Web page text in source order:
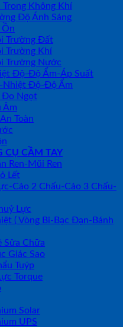
Không Khí
Độ Ánh Sáng
Trường Đất
Trường Khí
Trường Nước
Độ-Độ Ẩm-Áp Suất
Nhiệt Độ-Độ Ẩm
Đo Ngọt
Âm
Toàn
CỤ CẦM TAY
Ren-Mũi Ren
Lết
Cảo 2 Chấu-Cảo 3 Chấu-
Lực
( Vòng Bi-Bạc Đạn-Bánh
Sửa Chữa
Giác Sao
Tuýp
Torque
Solar
UPS